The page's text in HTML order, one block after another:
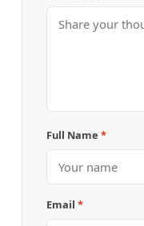
Full Name *
Email *